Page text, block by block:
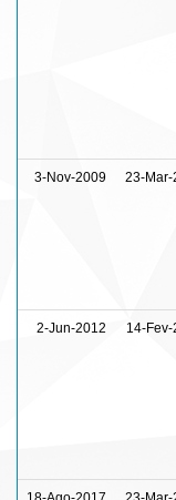
3-Nov-2009 23-Mar-
2-Jun-2012 14-Fev-